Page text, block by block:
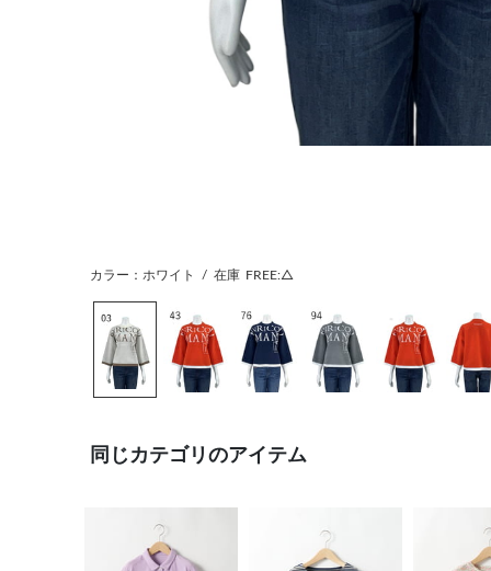
カラー：ホワイト / 在庫 FREE:△
同じカテゴリのアイテム